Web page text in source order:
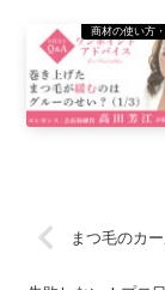
まつ毛のカ